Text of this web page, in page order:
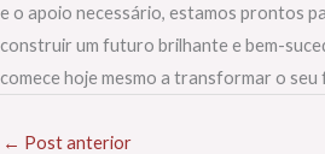
e o apoio necessário, estamos prontos
construir um futuro brilhante e bem-
comece hoje mesmo a transformar o seu
← Post anterior